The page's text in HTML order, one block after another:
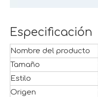
Especificación
Nombre del producto
Tamaño
Estilo
Origen